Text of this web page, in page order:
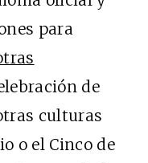
para
de
culturas
o el Cinco de